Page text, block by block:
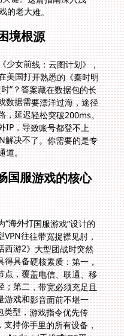
的老大难。
境根源
少女前线：云图计划》，
美国打开熟悉的《秦时明
”？答案藏在数据包的长
数据需要漂洋过海，途径
，延迟轻松突破200ms。
IP，导致账号都登不上
解决不了。你需要的是专
道。
国服游戏的核心
海外打国服游戏”设计的
往往带宽捉襟见肘，
西游2》大型团战时突然
具备硬核素质：第一，
，覆盖电信、联通、移
第二，带宽必须充足且
游戏和影音面前不堪一
类型，游戏指令优先传
持你手里的所有设备，
Android手机或iOS平